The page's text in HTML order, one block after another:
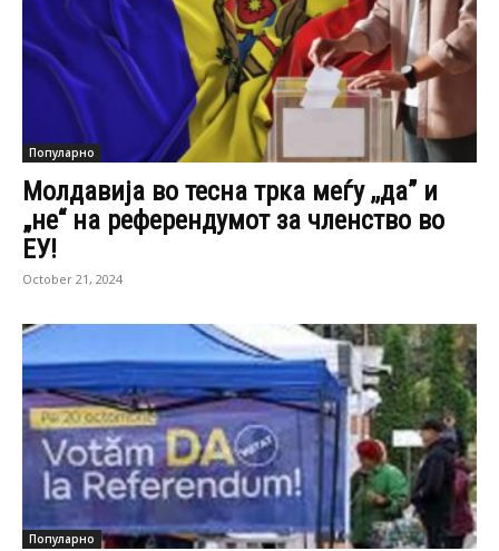
Популарно
Молдавија во тесна трка меѓу ,,да” и
„не“ на референдумот за членство во
ЕУ!
October 21, 2024
Популарно